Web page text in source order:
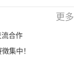
更多
合作
集中！